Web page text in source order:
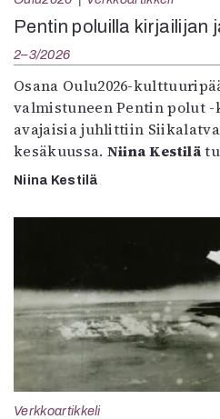
Pentin poluilla kirjailijan
2–3/2026
Osana Oulu2026-
valmistuneen Pentin polut
avajaisia juhlittiin
kesäkuussa. Niina Kestilä
Niina Kestilä
Verkkoartikkeli